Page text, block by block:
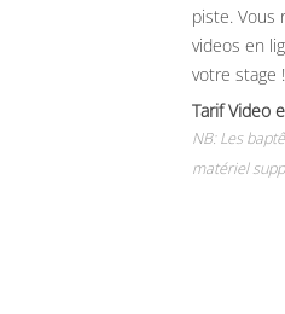
piste. Vous
videos en
votre stage !
Tarif Video
NB: Les
matériel